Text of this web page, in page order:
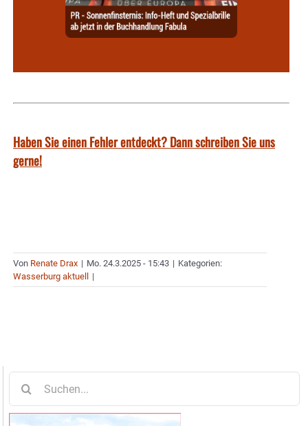
Haben Sie einen Fehler entdeckt? Dann schreiben Sie uns
gerne!
Von Renate Drax | Mo. 24.3.2025 - 15:43 | Kategorien:
Wasserburg aktuell
|
nach: